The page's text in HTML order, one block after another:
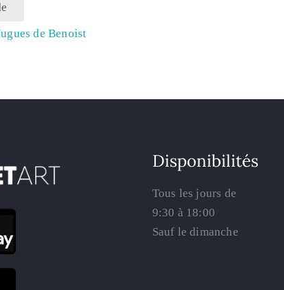
de Benoist
Disponibilités
Tous les jours de
9:30 à 18:00
Sauf le dimanche